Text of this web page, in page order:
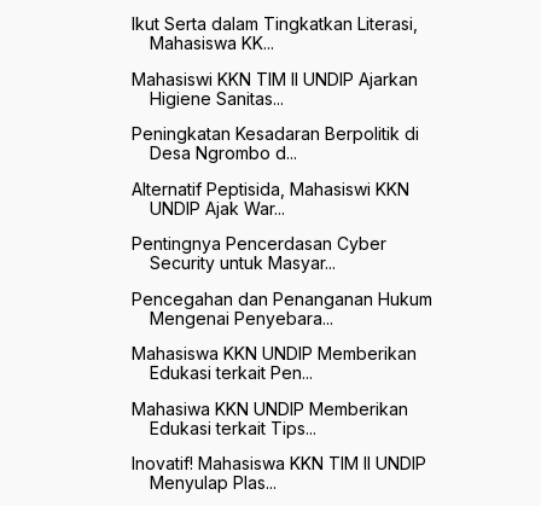
Ikut Serta dalam Tingkatkan Literasi,
Mahasiswa KK...
Mahasiswi KKN TIM II UNDIP Ajarkan
Higiene Sanitas...
Peningkatan Kesadaran Berpolitik di
Desa Ngrombo d...
Alternatif Peptisida, Mahasiswi KKN
UNDIP Ajak War...
Pentingnya Pencerdasan Cyber
Security untuk Masyar...
Pencegahan dan Penanganan Hukum
Mengenai Penyebara...
Mahasiswa KKN UNDIP Memberikan
Edukasi terkait Pen...
Mahasiwa KKN UNDIP Memberikan
Edukasi terkait Tips...
Inovatif! Mahasiswa KKN TIM II UNDIP
Menyulap Plas...